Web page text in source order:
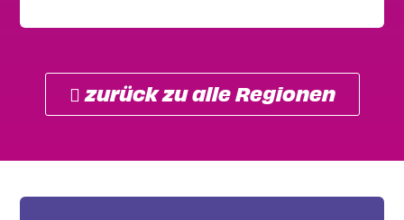
 zurück zu alle Regionen